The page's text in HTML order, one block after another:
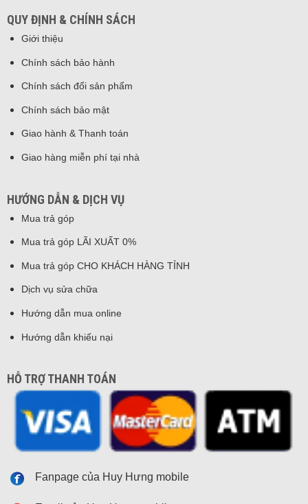
QUY ĐỊNH & CHÍNH SÁCH
Giới thiệu
Chính sách bảo hành
Chính sách đổi sản phẩm
Chính sách bảo mật
Giao hành & Thanh toán
Giao hàng miễn phí tại nhà
HƯỚNG DẪN & DỊCH VỤ
Mua trả góp
Mua trả góp LÃI XUẤT 0%
Mua trả góp CHO KHÁCH HÀNG TỈNH
Dịch vụ sửa chữa
Hướng dẫn mua online
Hướng dẫn khiếu nại
HỖ TRỢ THANH TOÁN
Fanpage của Huy Hưng mobile